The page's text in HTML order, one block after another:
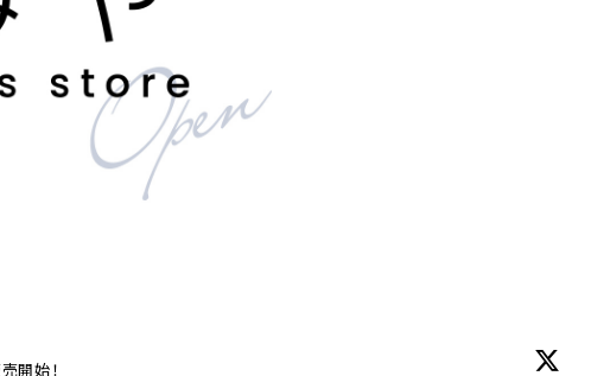
開始！